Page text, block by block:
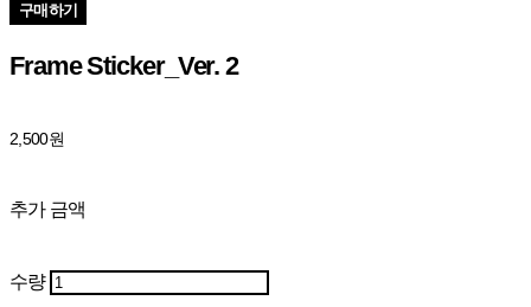
구매하기
Frame Sticker_Ver. 2
2,500원
추가 금액
수량